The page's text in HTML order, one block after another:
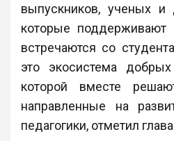
выпускников, ученых и
которые поддерживают
встречаются со
это экосистема
которой вместе
направленные на
педагогики, отметил